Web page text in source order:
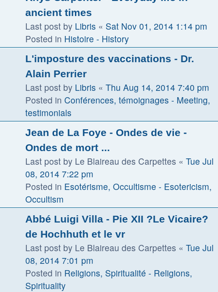
ancient times
Last post by Libris « Sat Nov 01, 2014 1:14 pm
Posted in Histoire - History
L'imposture des vaccinations - Dr.
Alain Perrier
Last post by Libris « Thu Aug 14, 2014 7:40 pm
Posted in Conférences, témoignages - Meeting,
testimonials
Jean de La Foye - Ondes de vie -
Ondes de mort ...
Last post by Le Blaireau des Carpettes « Tue Jul
08, 2014 7:22 pm
Posted in Esotérisme, Occultisme - Esotericism,
Occultism
Abbé Luigi Villa - Pie XII ?Le Vicaire?
de Hochhuth et le vr
Last post by Le Blaireau des Carpettes « Tue Jul
08, 2014 7:01 pm
Posted in Religions, Spiritualité - Religions,
Spirituality